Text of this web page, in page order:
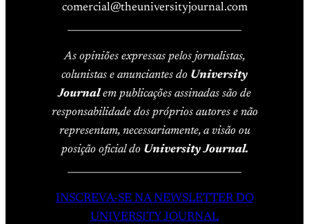
comercial@theuniversityjournal.com
As opiniões expressas pelos jornalistas,
colunistas e anunciantes do University
Journalem publicações assinadas são de
responsabilidade dos próprios autores e não
representam, necessariamente, a visão ou
posição oficial do University Journal.
INSCREVA-SE NA NEWSLETTER DO
UNIVERSITY JOURNAL